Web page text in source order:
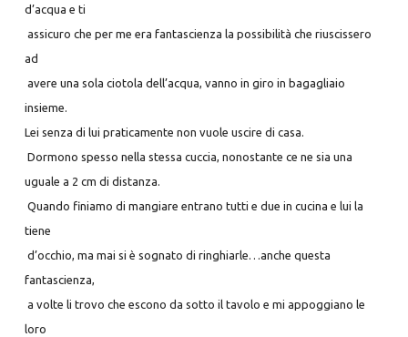
d’acqua e ti
assicuro che per me era fantascienza la possibilità che riuscissero
ad
avere una sola ciotola dell’acqua, vanno in giro in bagagliaio
insieme.
Lei senza di lui praticamente non vuole uscire di casa.
Dormono spesso nella stessa cuccia, nonostante ce ne sia una
uguale a 2 cm di distanza.
Quando finiamo di mangiare entrano tutti e due in cucina e lui la
tiene
d’occhio, ma mai si è sognato di ringhiarle…anche questa
fantascienza,
a volte li trovo che escono da sotto il tavolo e mi appoggiano le
loro